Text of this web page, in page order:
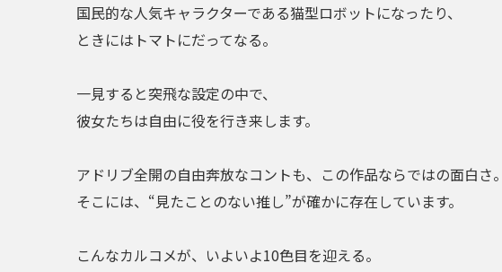
国民的な人気キャラクターである猫型ロボットになったり、
ときにはトマトにだってなる。
一見すると突飛な設定の中で、
彼女たちは自由に役を行き来します。
アドリブ全開の自由奔放なコントも、この作品ならではの面白さ
そこには、“見たことのない推し”が確かに存在しています。
こんなカルコメが、いよいよ10色目を迎える。